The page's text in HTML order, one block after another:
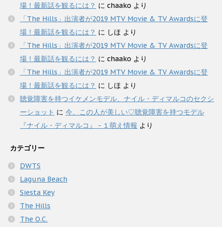
場！最新話を観るには？ に chaako より
「The Hills」出演者が2019 MTV Movie & TV Awardsに登
場！最新話を観るには？ に しほ より
「The Hills」出演者が2019 MTV Movie & TV Awardsに登
場！最新話を観るには？ に chaako より
「The Hills」出演者が2019 MTV Movie & TV Awardsに登
場！最新話を観るには？ に しほ より
聴覚障害を持つイケメンモデル、ナイル・ディマルコのセクシ
ーショット に 今、この人が美しい♡聴覚障害を持つモデル
『ナイル・ディマルコ』 - １萌え情報 より
カテゴリー
DWTS
Laguna Beach
Siesta Key
The Hills
The O.C.